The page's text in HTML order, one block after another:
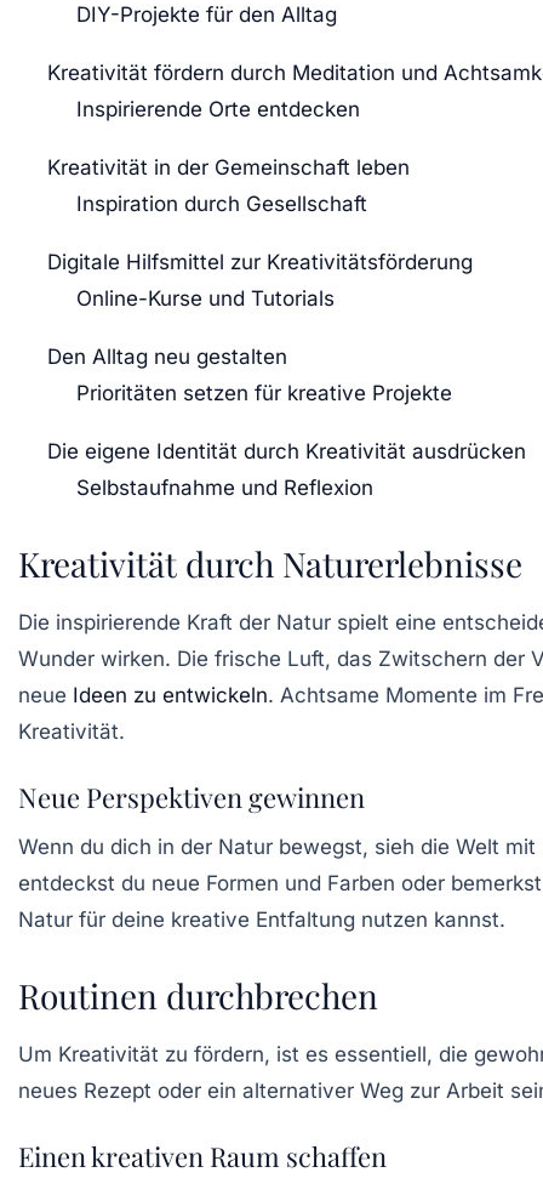
DIY-Projekte für den Alltag
Kreativität fördern durch Meditation und
Inspirierende Orte entdecken
Kreativität in der Gemeinschaft leben
Inspiration durch Gesellschaft
Digitale Hilfsmittel zur Kreativitätsförderung
Online-Kurse und Tutorials
Den Alltag neu gestalten
Prioritäten setzen für kreative Projekte
Die eigene Identität durch Kreativität ausdrücken
Selbstaufnahme und Reflexion
Kreativität durch Naturerlebnisse
Die inspirierende Kraft der Natur spielt eine
Wunder wirken. Die frische Luft, das Zwitschern der
neue Ideen zu entwickeln. Achtsame Momente im
Kreativität.
Neue Perspektiven gewinnen
Wenn du dich in der Natur bewegst, sieh die Welt
entdeckst du neue Formen und Farben oder
Natur für deine kreative Entfaltung nutzen kannst.
Routinen durchbrechen
Um Kreativität zu fördern, ist es essentiell, die
neues Rezept oder ein alternativer Weg zur Arbeit
Einen kreativen Raum schaffen